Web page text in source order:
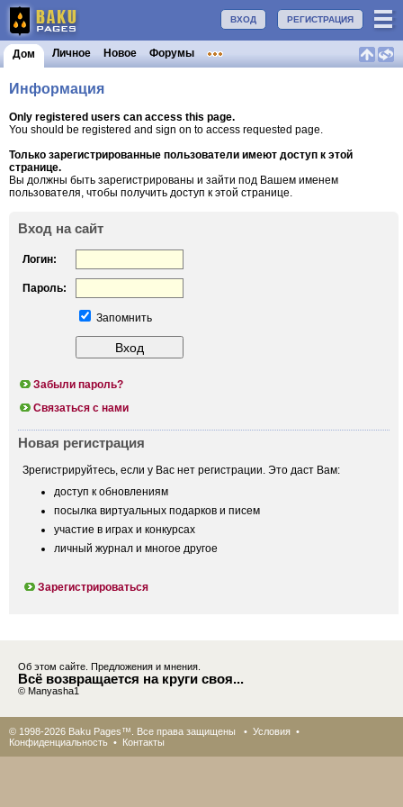
РЕГИСТРАЦИЯ
ВХОД
Дом Личное Новое Форумы
Информация
Only registered users can access this page.
You should be registered and sign on to access requested page.
Только зарегистрированные пользователи имеют доступ к этой
странице.
Вы должны быть зарегистрированы и зайти под Вашем именем
пользователя, чтобы получить доступ к этой странице.
Вход на сайт
Логин:
Пароль:
Запомнить
Забыли пароль?
Связаться с нами
Новая регистрация
Зрегистрируйтесь, если у Вас нет регистрации. Это даст Вам:
доступ к обновлениям
посылка виртуальных подарков и писем
участие в играх и конкурсах
личный журнал и многое другое
Зарегистрироваться
Об этом сайте. Предложения и мнения.
Всё возвращается на круги своя...
© Manyasha1
© 1998-2026 Baku Pages™. Все права защищены • Условия •
Конфиденциальность • Контакты